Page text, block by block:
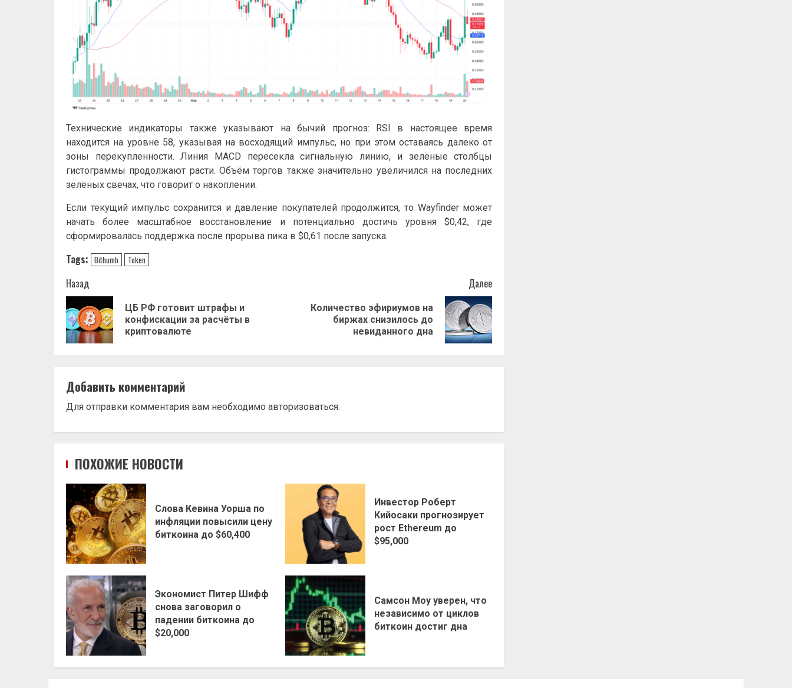
Технические индикаторы также указывают на бычий прогноз: RSI в настоящее время
находится на уровне 58, указывая на восходящий импульс, но при этом оставаясь далеко от
зоны перекупленности. Линия MACD пересекла сигнальную линию, и зелёные столбцы
гистограммы продолжают расти. Объём торгов также значительно увеличился на последних
зелёных свечах, что говорит о накоплении.
Если текущий импульс сохранится и давление покупателей продолжится, то Wayfinder может
начать более масштабное восстановление и потенциально достичь уровня $0,42, где
сформировалась поддержка после прорыва пика в $0,61 после запуска.
Tags: Bithumb Token
Навигация
записи
Назад
Предыдущая
ЦБ РФ готовит штрафы и
конфискации за расчёты в
криптовалюте
Далее
Количество эфириумов на
биржах снизилось до
невиданного дна
Добавить комментарий
Для отправки комментария вам необходимо авторизоваться.
ПОХОЖИЕ НОВОСТИ
Слова Кевина Уорша по
инфляции повысили цену
биткоина до $60,400
Инвестор Роберт
Кийосаки прогнозирует
рост Ethereum до
$95,000
Экономист Питер Шифф
снова заговорил о
падении биткоина до
$20,000
Самсон Моу уверен, что
независимо от циклов
биткоин достиг дна